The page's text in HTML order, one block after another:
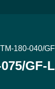
180-040/GF
GF-